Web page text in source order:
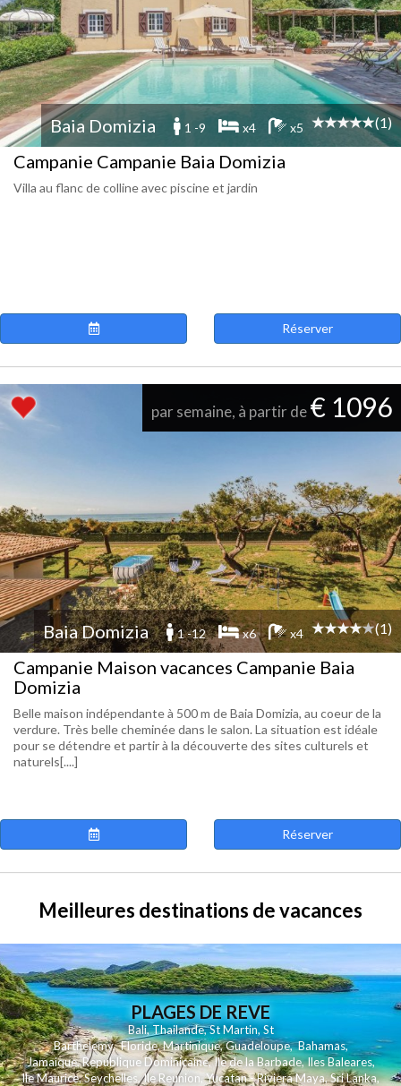
Baia Domizia 1 -9 x4 x5 (1)
Campanie Campanie Baia Domizia
Villa au flanc de colline avec piscine et jardin
Réserver
par semaine, à partir de€ 1096
Baia Domizia 1 -12 x6 x4 (1)
Campanie Maison vacances Campanie Baia
Domizia
Belle maison indépendante à 500 m de Baia Domizia, au coeur de la
verdure. Très belle cheminée dans le salon. La situation est idéale
pour se détendre et partir à la découverte des sites culturels et
naturels[....]
Réserver
Meilleures destinations de vacances
PLAGES DE REVE
Bali,Thailande,St Martin,St
Barthelemy,Floride,Martinique,Guadeloupe,Bahamas,
Jamaique,Republique Dominicaine,Ile de la Barbade,Iles Baleares,
Ile Maurice,Seychelles,Ile Reunion ,Yucatan - Riviera Maya,Sri Lanka,